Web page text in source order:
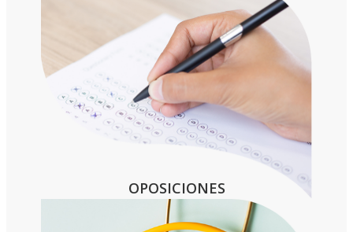
OPOSICIONES